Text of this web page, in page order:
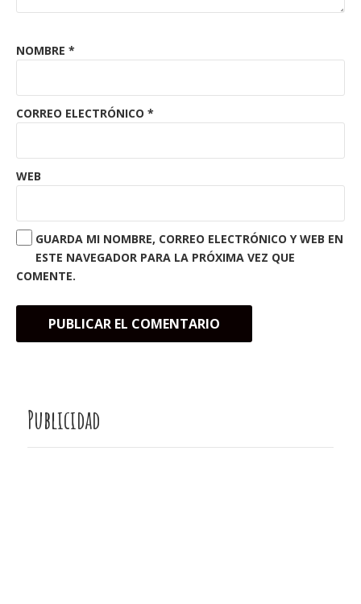
NOMBRE *
CORREO ELECTRÓNICO *
WEB
GUARDA MI NOMBRE, CORREO ELECTRÓNICO Y WEB EN
ESTE NAVEGADOR PARA LA PRÓXIMA VEZ QUE
COMENTE.
Publicidad